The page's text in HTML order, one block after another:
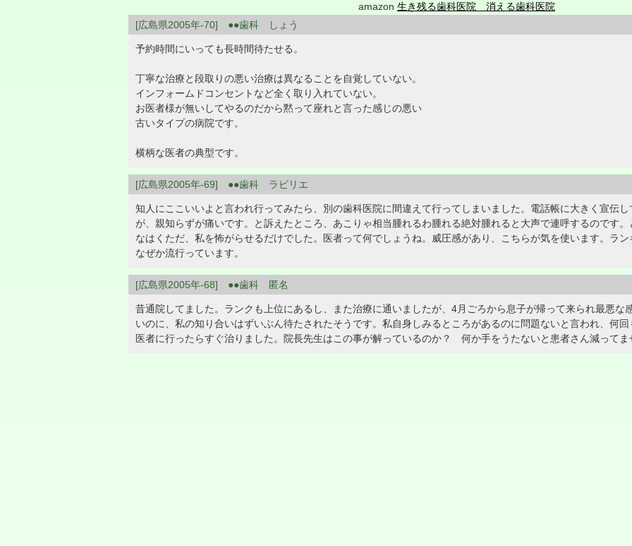
amazon 生き残る歯科医院 消える歯科医院
[広島県2005年-70] ●●歯科 しょう
予約時間にいっても長時間待たせる。
丁寧な治療と段取りの悪い治療は異なることを自覚していない。
インフォームドコンセントなど全く取り入れていない。
お医者様が無いしてやるのだから黙って座れと言った感じの悪い
古いタイプの病院です。
横柄な医者の典型です。
[広島県2005年-69] ●●歯科 ラビリエ
知人にここいいよと言われ行ってみたら、別の歯科医院に間違えて行ってしまいました。電話帳に大きく宣伝
が、親知らずが痛いです。と訴えたところ、あこりゃ相当腫れるわ腫れる絶対腫れると大声で連呼するのです
なはくただ、私を怖がらせるだけでした。医者って何でしょうね。威圧感があり、こちらが気を使います。ラ
なぜか流行っています。
[広島県2005年-68] ●●歯科 匿名
昔通院してました。ランクも上位にあるし、また治療に通いましたが、4月ごろから息子が帰って来られ最悪な
いのに、私の知り合いはずいぶん待たされたそうです。私自身しみるところがあるのに問題ないと言われ、何
医者に行ったらすぐ治りました。院長先生はこの事が解っているのか？ 何か手をうたないと患者さん減ってま